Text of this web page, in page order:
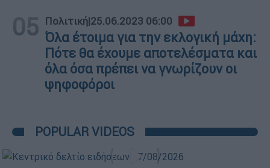
05 Πολιτική|25.06.2023 06:00
Όλα έτοιμα για την εκλογική μάχη:
Πότε θα έχουμε αποτελέσματα και
όλα όσα πρέπει να γνωρίζουν οι
ψηφοφόροι
POPULAR VIDEOS